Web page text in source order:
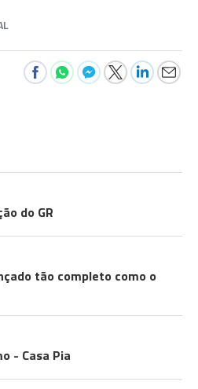
do GR
tão completo como o
- Casa Pia